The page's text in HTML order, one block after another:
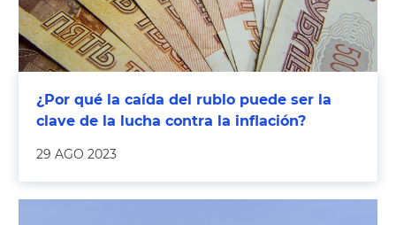
¿Por qué la caída del rublo puede ser la
clave de la lucha contra la inflación?
29 AGO 2023